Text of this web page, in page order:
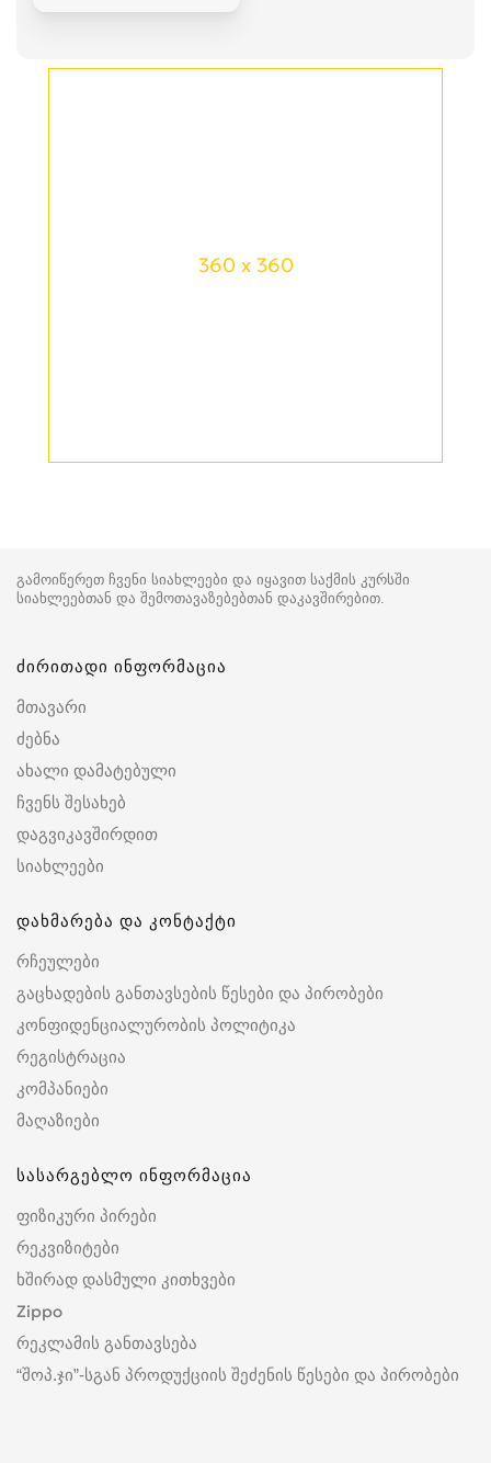
360 x 360
გამოიწერეთ ჩვენი სიახლეები და იყავით საქმის კურსში
სიახლეებთან და შემოთავაზებებთან დაკავშირებით.
ძირითადი ინფორმაცია
მთავარი
ძებნა
ახალი დამატებული
ჩვენს შესახებ
დაგვიკავშირდით
სიახლეები
დახმარება და კონტაქტი
რჩეულები
გაცხადების განთავსების წესები და პირობები
კონფიდენციალურობის პოლიტიკა
რეგისტრაცია
კომპანიები
მაღაზიები
სასარგებლო ინფორმაცია
ფიზიკური პირები
რეკვიზიტები
ხშირად დასმული კითხვები
Zippo
რეკლამის განთავსება
“შოპ.ჯი”-სგან პროდუქციის შეძენის წესები და პირობები